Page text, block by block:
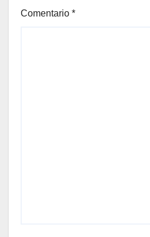
Comentario *